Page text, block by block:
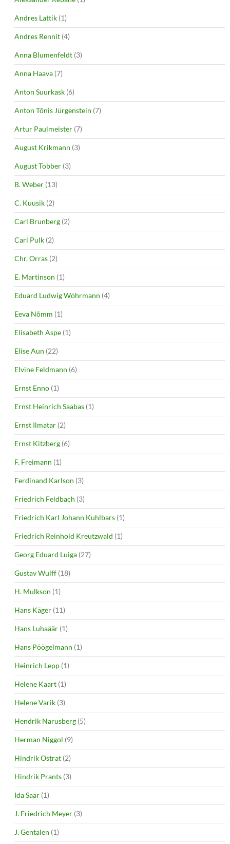
Andres Lattik (1)
Andres Rennit (4)
Anna Blumenfeldt (3)
Anna Haava (7)
Anton Suurkask (6)
Anton Tõnis Jürgenstein (7)
Artur Paulmeister (7)
August Krikmann (3)
August Tobber (3)
B. Weber (13)
C. Kuusik (2)
Carl Brunberg (2)
Carl Pulk (2)
Chr. Orras (2)
E. Martinson (1)
Eduard Ludwig Wöhrmann (4)
Eeva Nõmm (1)
Elisabeth Aspe (1)
Elise Aun (22)
Elvine Feldmann (6)
Ernst Enno (1)
Ernst Heinrich Saabas (1)
Ernst Ilmatar (2)
Ernst Kitzberg (6)
F. Freimann (1)
Ferdinand Karlson (3)
Friedrich Feldbach (3)
Friedrich Karl Johann Kuhlbars (1)
Friedrich Reinhold Kreutzwald (1)
Georg Eduard Luiga (27)
Gustav Wulff (18)
H. Mulkson (1)
Hans Käger (11)
Hans Luhaäär (1)
Hans Pöögelmann (1)
Heinrich Lepp (1)
Helene Kaart (1)
Helene Varik (3)
Hendrik Narusberg (5)
Herman Niggol (9)
Hindrik Ostrat (2)
Hindrik Prants (3)
Ida Saar (1)
J. Friedrich Meyer (3)
J. Gentalen (1)